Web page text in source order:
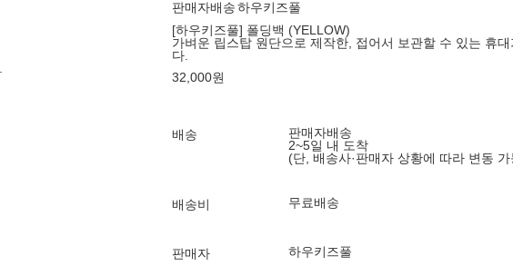
판매자배송하우키즈풀
[하우키즈풀] 폴딩백 (YELLOW)
가벼운 립스탑 원단으로 제작한, 접어서 보관할 수 있는 휴
다.
32,000원
배송
판매자배송
2~5일 내 도착
(단, 배송사·판매자 상황에 따라 변동 가
배송비 무료배송
판매자 하우키즈풀